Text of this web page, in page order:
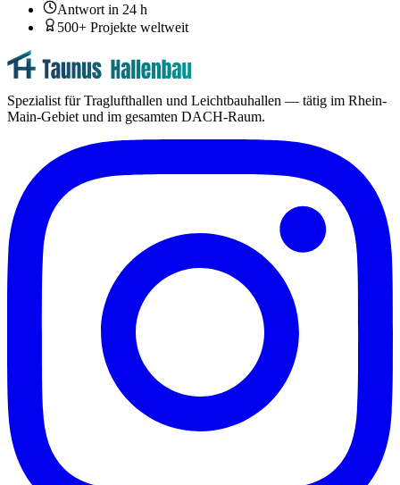
Antwort in 24 h
500+ Projekte weltweit
Spezialist für Traglufthallen und Leichtbauhallen — tätig im Rhein-
Main-Gebiet und im gesamten DACH-Raum.